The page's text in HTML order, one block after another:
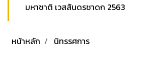
มหาชาติ เวสสันดรชาดก 2563
หน้าหลัก นิทรรศการ